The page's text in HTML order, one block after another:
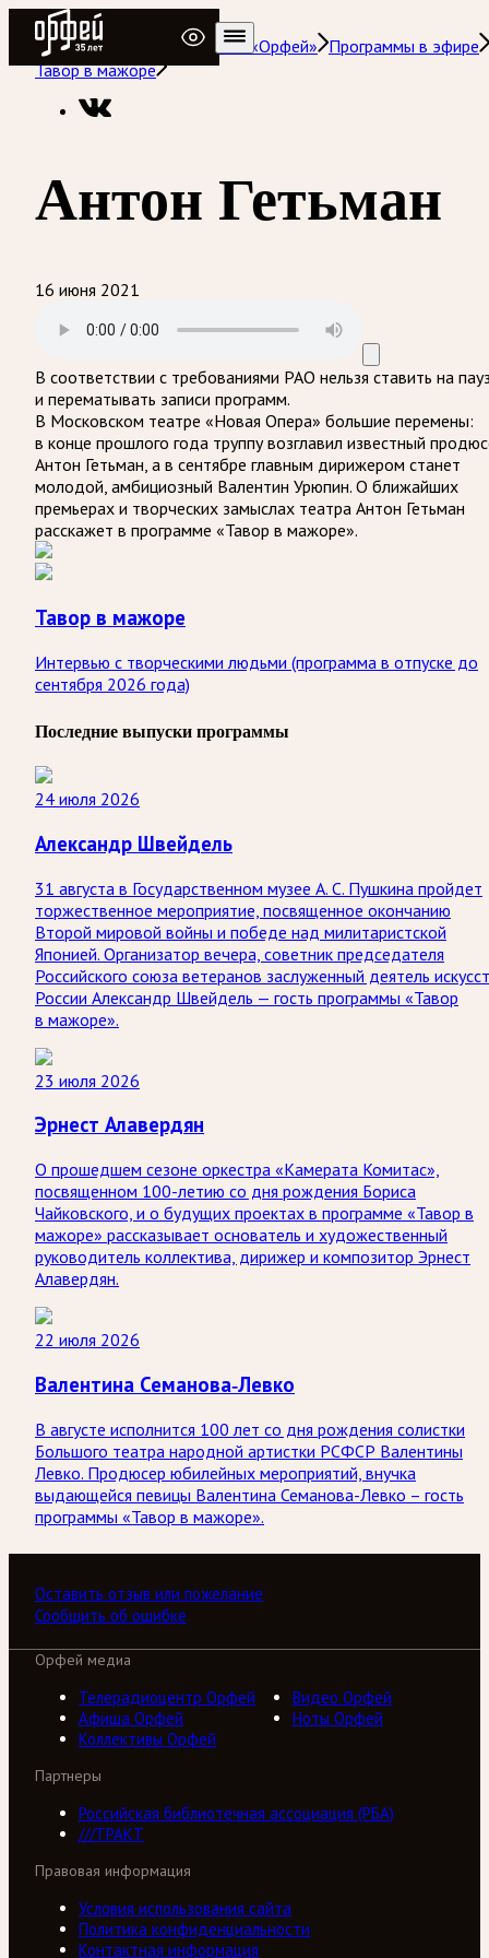
Радио Орфей
Радио классической музыки «Орфей» Программы в эфире
Тавор в мажоре
Антон Гетьман
16 июня 2021
В соответствии с требованиями РАО нельзя ставить на
и перематывать записи программ.
В Московском театре «Новая Опера» большие перемены:
в конце прошлого года труппу возглавил известный
Антон Гетьман, а в сентябре главным дирижером станет
молодой, амбициозный Валентин Урюпин. О ближайших
премьерах и творческих замыслах театра Антон Гетьман
расскажет в программе «Тавор в мажоре».
Тавор в мажоре
Интервью с творческими людьми (программа в отпуске до
сентября 2026 года)
Последние выпуски программы
24 июля 2026
Александр Швейдель
31 августа в Государственном музее А. С. Пушкина пройдет
торжественное мероприятие, посвященное окончанию
Второй мировой войны и победе над милитаристской
Японией. Организатор вечера, советник председателя
Российского союза ветеранов заслуженный деятель
России Александр Швейдель — гость программы «Тавор
в мажоре».
23 июля 2026
Эрнест Алавердян
О прошедшем сезоне оркестра «Камерата Комитас»,
посвященном 100-летию со дня рождения Бориса
Чайковского, и о будущих проектах в программе «Тавор в
мажоре» рассказывает основатель и художественный
руководитель коллектива, дирижер и композитор Эрнест
Алавердян.
22 июля 2026
Валентина Семанова-Левко
В августе исполнится 100 лет со дня рождения солистки
Большого театра народной артистки РСФСР Валентины
Левко. Продюсер юбилейных мероприятий, внучка
выдающейся певицы Валентина Семанова-Левко – гость
программы «Тавор в мажоре».
Оставить отзыв или пожелание
Сообщить об ошибке
Орфей медиа
Телерадиоцентр Орфей
Видео Орфей
Афиша Орфей
Ноты Орфей
Коллективы Орфей
Партнеры
Российская библиотечная ассоциация (РБА)
///ТРАКТ
Правовая информация
Условия использования сайта
Политика конфиденциальности
Контактная информация